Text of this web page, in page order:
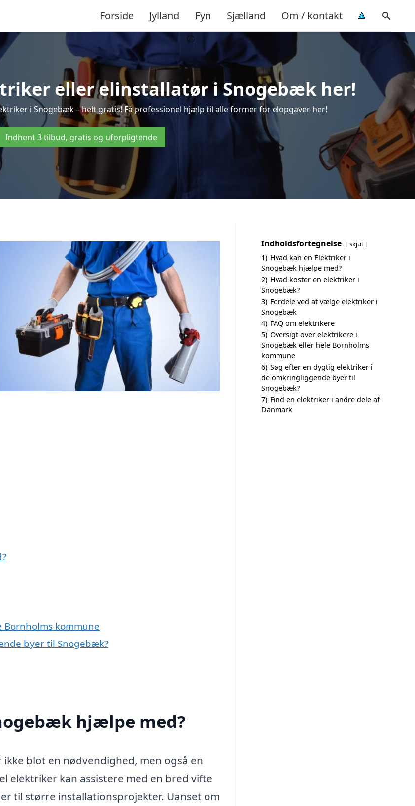
Forside Jylland Fyn Sjælland Om / kontakt
eller elinstallatør i Snogebæk her!
i Snogebæk – helt gratis! Få professionel hjælp til alle former for elopgaver her!
Indhent 3 tilbud, gratis og uforpligtende
kommune
byer til Snogebæk?
hjælpe med?
blot en nødvendighed, men også en
elektriker kan assistere med en bred vifte
til større installationsprojekter. Uanset om
Indholdsfortegnelse skjul
1) Hvad kan en Elektriker i
Snogebæk hjælpe med?
2) Hvad koster en elektriker i
Snogebæk?
3) Fordele ved at vælge elektriker i
Snogebæk
4) FAQ om elektrikere
5) Oversigt over elektrikere i
Snogebæk eller hele Bornholms
kommune
6) Søg efter en dygtig elektriker i
de omkringliggende byer til
Snogebæk?
7) Find en elektriker i andre dele af
Danmark